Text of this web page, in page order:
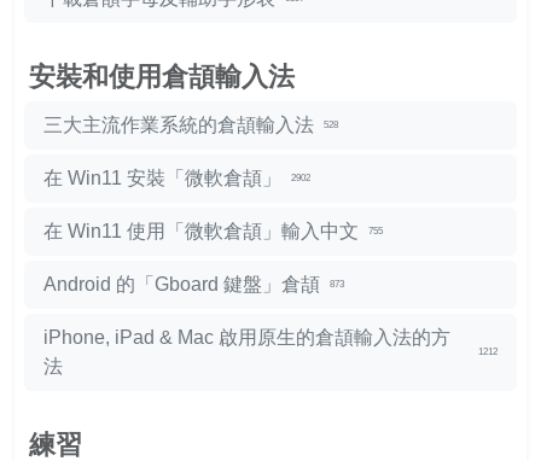
安裝和使用倉頡輸入法
三大主流作業系統的倉頡輸入法 528
在 Win11 安裝「微軟倉頡」 2902
在 Win11 使用「微軟倉頡」輸入中文 755
Android 的「Gboard 鍵盤」倉頡 873
iPhone, iPad & Mac 啟用原生的倉頡輸入法的方
法
1212
練習